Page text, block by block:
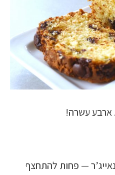
— פחות להתחצף